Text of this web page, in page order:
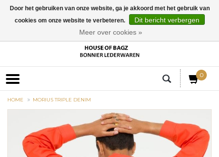
0
HOME MORIUS TRIPLE DENIM
Door het gebruiken van onze website, ga je akkoord met het gebruik van
cookies om onze website te verbeteren.
Dit bericht verbergen
Meer over cookies »